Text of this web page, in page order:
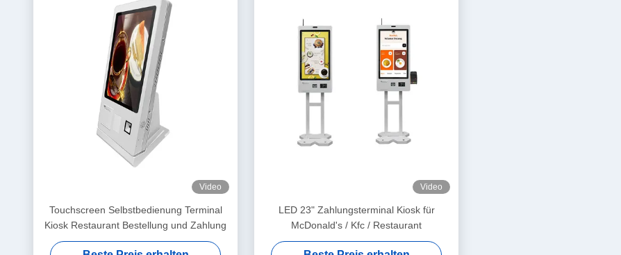
Video
Touchscreen Selbstbedienung Terminal
Kiosk Restaurant Bestellung und Zahlung
Video
LED 23" Zahlungsterminal Kiosk für
McDonald's / Kfc / Restaurant